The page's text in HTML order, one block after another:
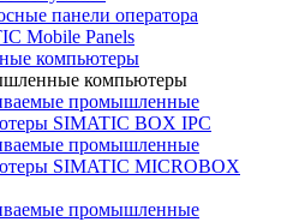
панели оператора
Mobile Panels
компьютеры
компьютеры
промышленные
SIMATIC BOX IPC
промышленные
SIMATIC MICROBOX
промышленные